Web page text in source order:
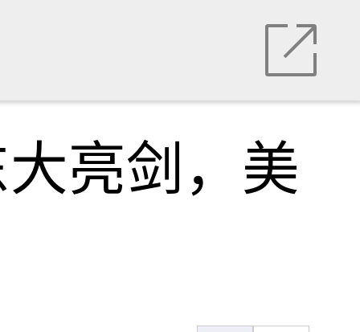
亮剑，美